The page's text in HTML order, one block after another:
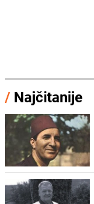
/ Najčitanije